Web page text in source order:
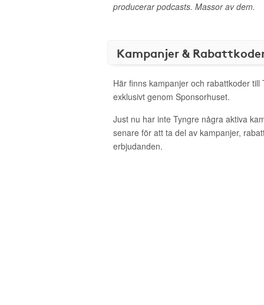
producerar podcasts. Massor av dem.
Kampanjer &
Här finns kampanjer och rabattkoder till
exklusivt genom Sponsorhuset.
Just nu har inte Tyngre några aktiva
senare för att ta del av kampanjer,
erbjudanden.